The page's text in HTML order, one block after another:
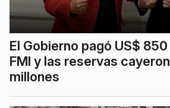
El Gobierno pagó US$
FMI y las reservas
millones